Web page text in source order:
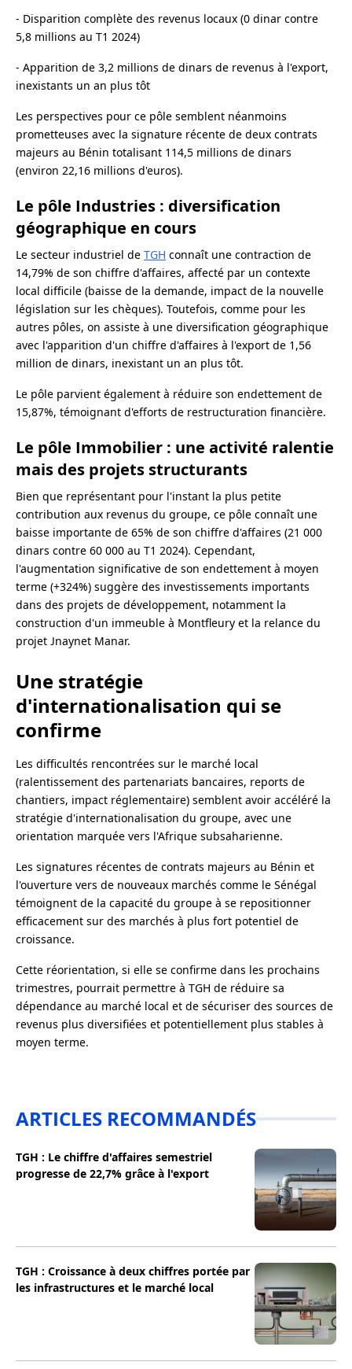
- Disparition complète des revenus locaux (0 dinar contre
5,8 millions au T1 2024)
- Apparition de 3,2 millions de dinars de revenus à l'export,
inexistants un an plus tôt
Les perspectives pour ce pôle semblent néanmoins
prometteuses avec la signature récente de deux contrats
majeurs au Bénin totalisant 114,5 millions de dinars
(environ 22,16 millions d'euros).
Le pôle Industries : diversification
géographique en cours
Le secteur industriel de TGH connaît une contraction de
14,79% de son chiffre d'affaires, affecté par un contexte
local difficile (baisse de la demande, impact de la nouvelle
législation sur les chèques). Toutefois, comme pour les
autres pôles, on assiste à une diversification géographique
avec l'apparition d'un chiffre d'affaires à l'export de 1,56
million de dinars, inexistant un an plus tôt.
Le pôle parvient également à réduire son endettement de
15,87%, témoignant d'efforts de restructuration financière.
Le pôle Immobilier : une activité ralentie
mais des projets structurants
Bien que représentant pour l'instant la plus petite
contribution aux revenus du groupe, ce pôle connaît une
baisse importante de 65% de son chiffre d'affaires (21 000
dinars contre 60 000 au T1 2024). Cependant,
l'augmentation significative de son endettement à moyen
terme (+324%) suggère des investissements importants
dans des projets de développement, notamment la
construction d'un immeuble à Montfleury et la relance du
projet Jnaynet Manar.
Une stratégie
d'internationalisation qui se
confirme
Les difficultés rencontrées sur le marché local
(ralentissement des partenariats bancaires, reports de
chantiers, impact réglementaire) semblent avoir accéléré la
stratégie d'internationalisation du groupe, avec une
orientation marquée vers l'Afrique subsaharienne.
Les signatures récentes de contrats majeurs au Bénin et
l'ouverture vers de nouveaux marchés comme le Sénégal
témoignent de la capacité du groupe à se repositionner
efficacement sur des marchés à plus fort potentiel de
croissance.
Cette réorientation, si elle se confirme dans les prochains
trimestres, pourrait permettre à TGH de réduire sa
dépendance au marché local et de sécuriser des sources de
revenus plus diversifiées et potentiellement plus stables à
moyen terme.
ARTICLES RECOMMANDÉS
TGH : Le chiffre d'affaires semestriel
progresse de 22,7% grâce à l'export
TGH : Croissance à deux chiffres portée par
les infrastructures et le marché local